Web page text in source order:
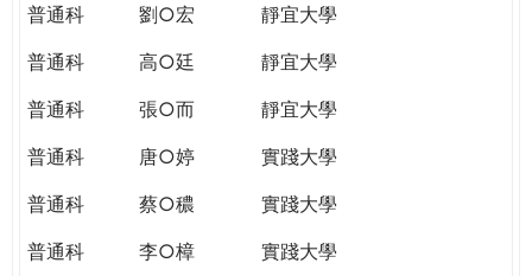
普通科
劉○宏
靜宜大學
普通科
高○廷
靜宜大學
普通科
張○而
靜宜大學
普通科
唐○婷
實踐大學
普通科
蔡○穠
實踐大學
普通科
李○樟
實踐大學